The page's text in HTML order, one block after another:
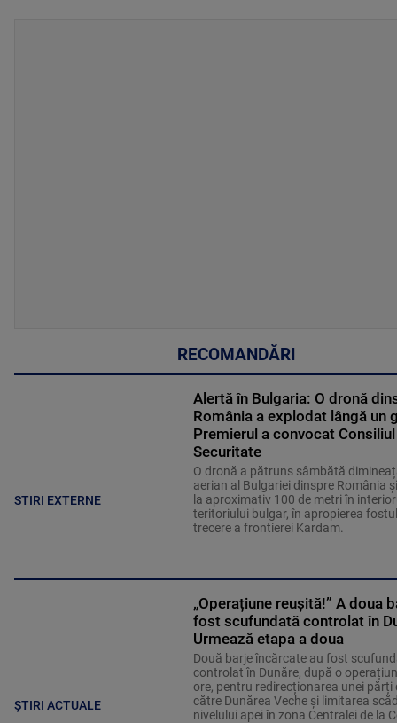
RECOMANDĂRI
STIRI EXTERNE
Alertă în Bulgaria: O dronă
România a explodat lângă un
Premierul a convocat
Securitate
O dronă a pătruns sâmbătă
aerian al Bulgariei dinspre România
la aproximativ 100 de metri în
teritoriului bulgar, în apropierea
trecere a frontierei Kardam.
ȘTIRI ACTUALE
„Operațiune reușită!” A doua
fost scufundată controlat în
Urmează etapa a doua
Două barje încărcate au fost
controlat în Dunăre, după o
ore, pentru redirecționarea unei părți
către Dunărea Veche și limitarea
nivelului apei în zona Centralei de la